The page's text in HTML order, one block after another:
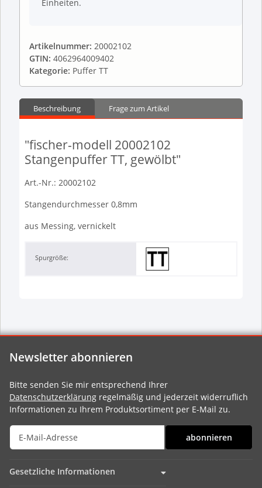
Einheiten.
Artikelnummer: 20002102
GTIN: 4062964009402
Kategorie: Puffer TT
Beschreibung Frage zum Artikel
"fischer-modell 20002102
Stangenpuffer TT, gewölbt"
Art.-Nr.: 20002102
Stangendurchmesser 0,8mm
aus Messing, vernickelt
Spurgröße:
Newsletter abonnieren
Bitte senden Sie mir entsprechend Ihrer
Datenschutzerklärung regelmäßig und jederzeit widerruflich
Informationen zu Ihrem Produktsortiment per E-Mail zu.
abonnieren
Gesetzliche Informationen